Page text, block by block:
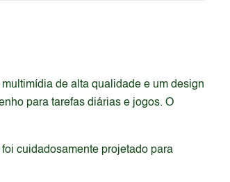
de alta qualidade e um design
para tarefas diárias e jogos. O
cuidadosamente projetado para